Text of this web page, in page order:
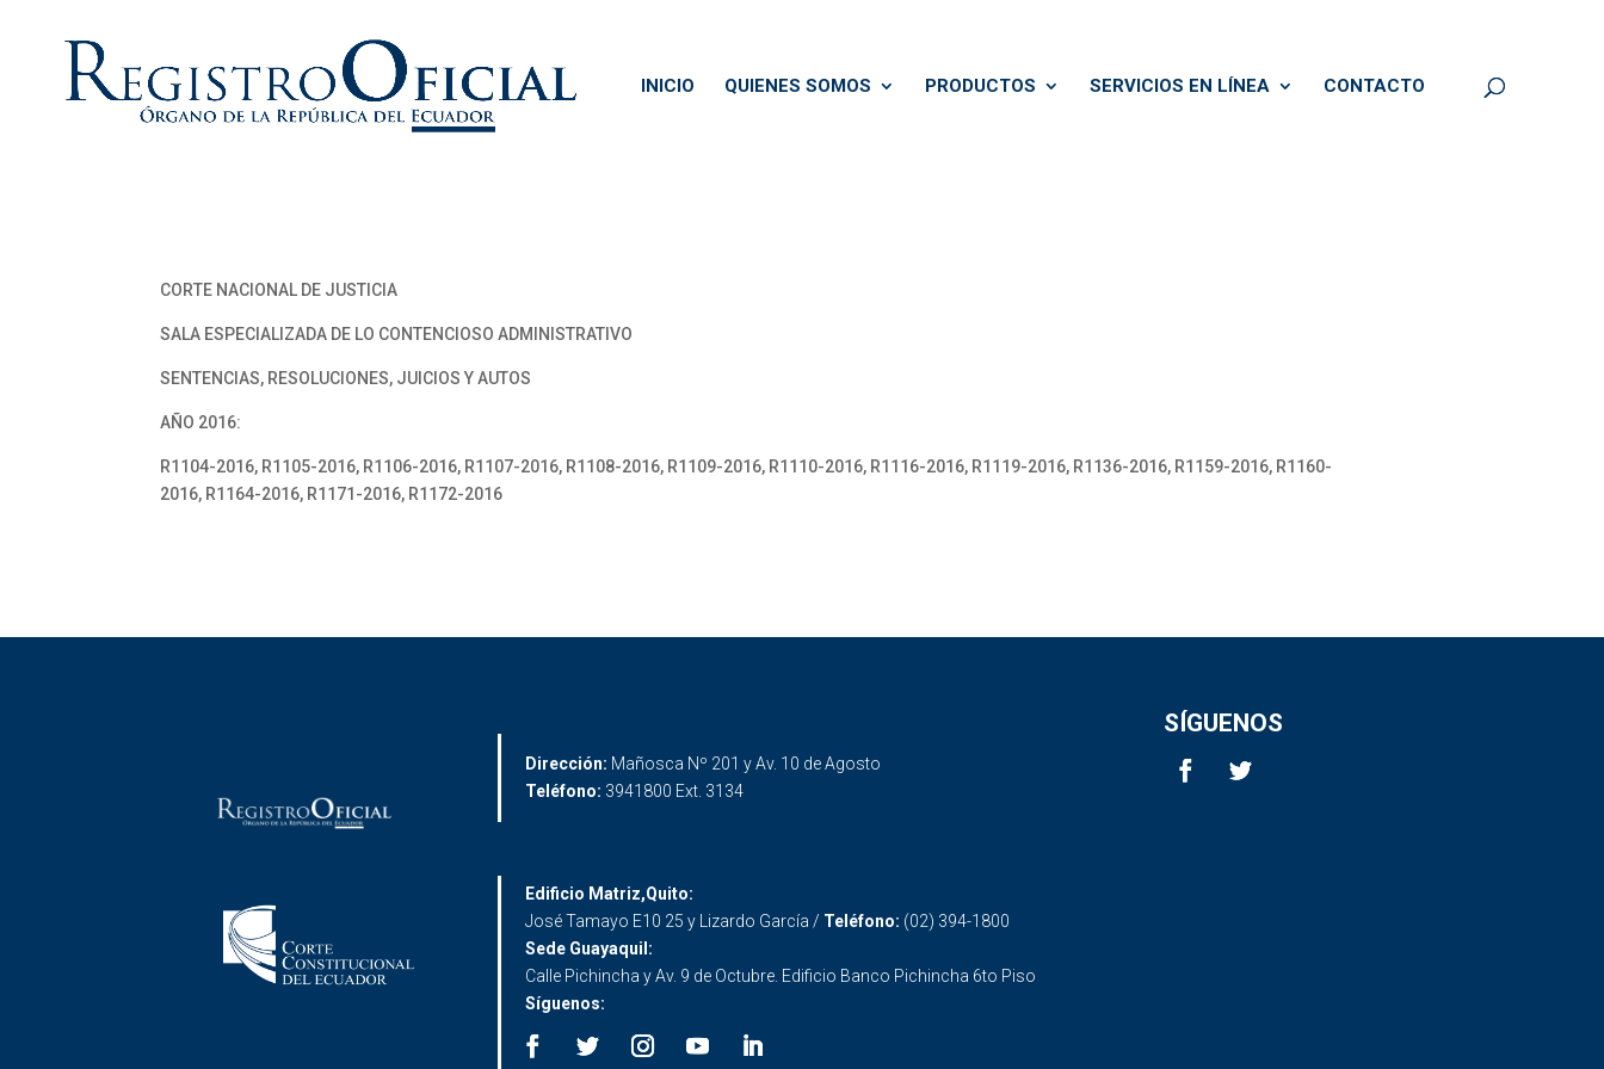
INICIO QUIENES SOMOS PRODUCTOS SERVICIOS EN LÍNEA CONTACTO
CORTE NACIONAL DE JUSTICIA
SALA ESPECIALIZADA DE LO CONTENCIOSO ADMINISTRATIVO
SENTENCIAS, RESOLUCIONES, JUICIOS Y AUTOS
AÑO 2016:
R1104-2016, R1105-2016, R1106-2016, R1107-2016, R1108-2016, R1109-2016, R1110-2016, R1116-2016, R1119-2016, R1136-2016, R1159-2016, R1160-
2016, R1164-2016, R1171-2016, R1172-2016
Dirección: Mañosca Nº 201 y Av. 10 de Agosto
Teléfono: 3941800 Ext. 3134
SÍGUENOS
Edificio Matriz,Quito:
José Tamayo E10 25 y Lizardo García / Teléfono: (02) 394-1800
Sede Guayaquil:
Calle Pichincha y Av. 9 de Octubre. Edificio Banco Pichincha 6to Piso
Síguenos: